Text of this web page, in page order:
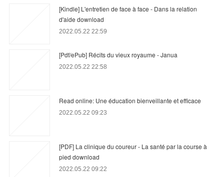
[Kindle] L'entretien de face à face - Dans la relation
d'aide download
2022.05.22 22:59
[Pdf/ePub] Récits du vieux royaume - Janua
2022.05.22 22:58
Read online: Une éducation bienveillante et efficace
2022.05.22 09:23
[PDF] La clinique du coureur - La santé par la course à
pied download
2022.05.22 09:22